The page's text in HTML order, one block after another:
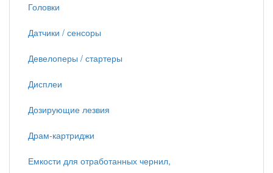
Головки
Датчики / сенсоры
Девелоперы / стартеры
Дисплеи
Дозирующие лезвия
Драм-картриджи
Емкости для отработанных чернил,